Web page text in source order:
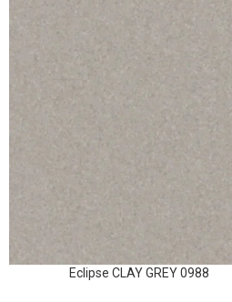
Eclipse CLAY GREY 0988